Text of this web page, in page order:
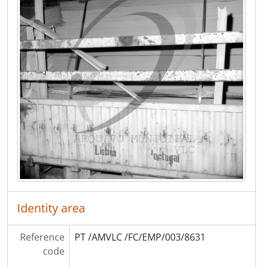
[Item] Pedral, Pedreiras do Castro de Cambra, S.A.
[Item] Pedral, Pedreiras do Castro de Cambra, S.A.
[Item] Pedral, Pedreiras do Castro de Cambra, S.A.
[Item] Empresa industrial
[Item] Empresa industrial
[Item] Empresa industrial
[Item] Prensa para queijo
[Item] Prensa para queijo
[Item] Prensa para queijo
[Item] Ferpinta
[Item] Ferpinta
[Item] Ferpinta
[Item] Lacto Lusa, Lda
[Item] Lacto Lusa, Lda
[Item] Embalagens de alumínio de Almeida e Freitas, Lda
[Item] Arsopi
Identity area
Reference
code
PT /AMVLC /FC/EMP/003/8631